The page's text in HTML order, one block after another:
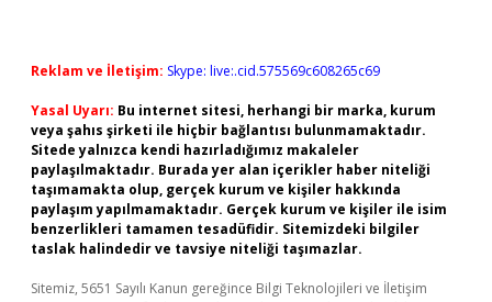
Reklam ve İletişim: Skype: live:.cid.575569c608265c69
Yasal Uyarı: Bu internet sitesi, herhangi bir marka, kurum
veya şahıs şirketi ile hiçbir bağlantısı bulunmamaktadır.
Sitede yalnızca kendi hazırladığımız makaleler
paylaşılmaktadır. Burada yer alan içerikler haber niteliği
taşımamakta olup, gerçek kurum ve kişiler hakkında
paylaşım yapılmamaktadır. Gerçek kurum ve kişiler ile isim
benzerlikleri tamamen tesadüfidir. Sitemizdeki bilgiler
taslak halindedir ve tavsiye niteliği taşımazlar.
Sitemiz, 5651 Sayılı Kanun gereğince Bilgi Teknolojileri ve İletişim